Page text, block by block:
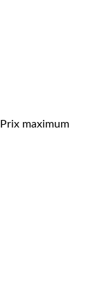
Prix maximum